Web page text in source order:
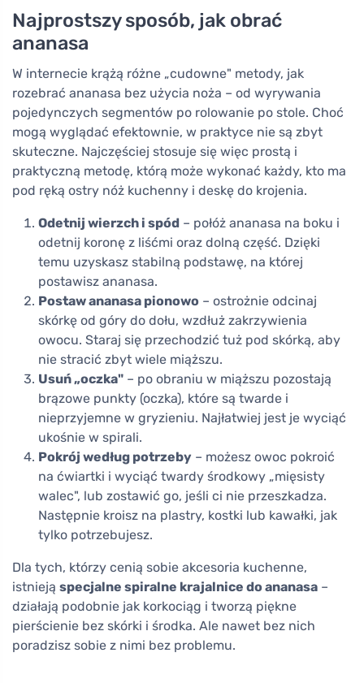
Najprostszy sposób, jak obrać
ananasa
W internecie krążą różne „cudowne" metody, jak
rozebrać ananasa bez użycia noża – od wyrywania
pojedynczych segmentów po rolowanie po stole. Choć
mogą wyglądać efektownie, w praktyce nie są zbyt
skuteczne. Najczęściej stosuje się więc prostą i
praktyczną metodę, którą może wykonać każdy, kto ma
pod ręką ostry nóż kuchenny i deskę do krojenia.
Odetnij wierzch i spód – połóż ananasa na boku i
odetnij koronę z liśćmi oraz dolną część. Dzięki
temu uzyskasz stabilną podstawę, na której
postawisz ananasa.
Postaw ananasa pionowo – ostrożnie odcinaj
skórkę od góry do dołu, wzdłuż zakrzywienia
owocu. Staraj się przechodzić tuż pod skórką, aby
nie stracić zbyt wiele miąższu.
Usuń „oczka" – po obraniu w miąższu pozostają
brązowe punkty (oczka), które są twarde i
nieprzyjemne w gryzieniu. Najłatwiej jest je wyciąć
ukośnie w spirali.
Pokrój według potrzeby – możesz owoc pokroić
na ćwiartki i wyciąć twardy środkowy „mięsisty
walec", lub zostawić go, jeśli ci nie przeszkadza.
Następnie kroisz na plastry, kostki lub kawałki, jak
tylko potrzebujesz.
Dla tych, którzy cenią sobie akcesoria kuchenne,
istnieją specjalne spiralne krajalnice do ananasa –
działają podobnie jak korkociąg i tworzą piękne
pierścienie bez skórki i środka. Ale nawet bez nich
poradzisz sobie z nimi bez problemu.